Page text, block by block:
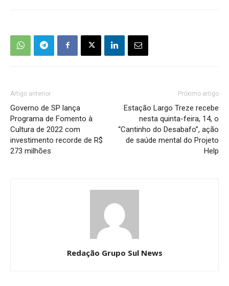
Artigo anterior
Governo de SP lança
Programa de Fomento à
Cultura de 2022 com
investimento recorde de R$
273 milhões
Próximo artigo
Estação Largo Treze recebe
nesta quinta-feira, 14, o
“Cantinho do Desabafo”, ação
de saúde mental do Projeto
Help
Redação Grupo Sul News